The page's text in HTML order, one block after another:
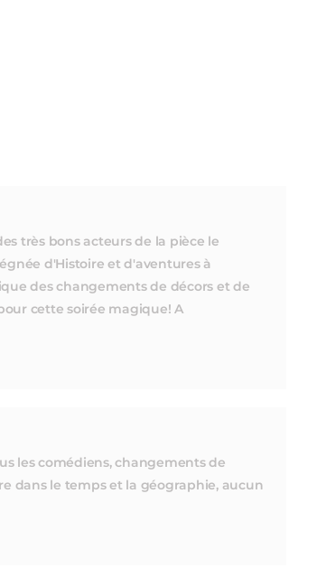
très bons acteurs de la pièce le
d'Histoire et d'aventures à
des changements de décors et de
cette soirée magique! A
les comédiens, changements de
dans le temps et la géographie, aucun